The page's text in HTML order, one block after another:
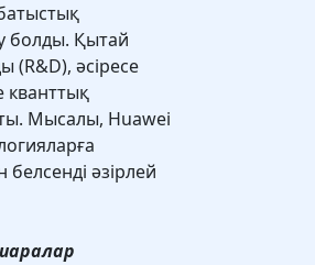
болды. Қытай
(R&D), әсіресе
кванттық
Мысалы, Huawei
белсенді әзірлей